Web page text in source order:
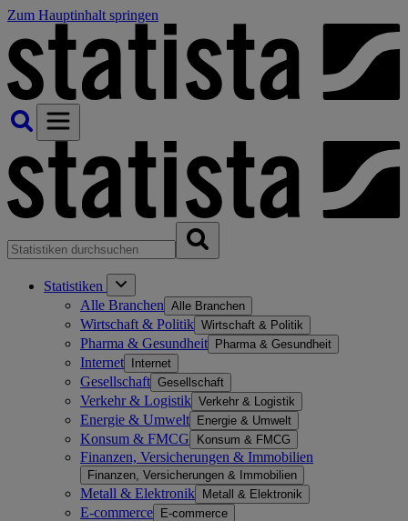
Zum Hauptinhalt springen
Statistiken
Alle Branchen Alle Branchen
Wirtschaft & Politik Wirtschaft & Politik
Pharma & Gesundheit Pharma & Gesundheit
Internet Internet
Gesellschaft Gesellschaft
Verkehr & Logistik Verkehr & Logistik
Energie & Umwelt Energie & Umwelt
Konsum & FMCG Konsum & FMCG
Finanzen, Versicherungen & Immobilien
Finanzen, Versicherungen & Immobilien
Metall & Elektronik Metall & Elektronik
E-commerce E-commerce